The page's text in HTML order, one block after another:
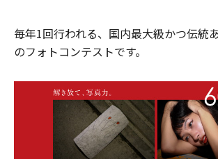
毎年1回行われる、国内最大級かつ伝統
のフォトコンテストです。